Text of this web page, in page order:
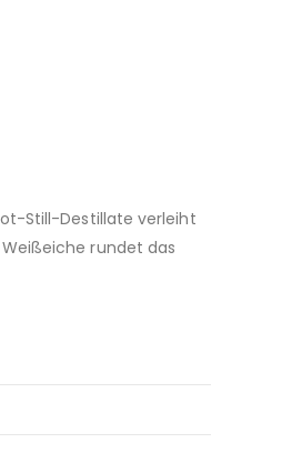
Still-Destillate verleiht
rundet das